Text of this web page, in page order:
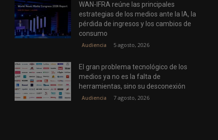
WAN-IFRA reúne las principales
estrategias de los medios ante la IA, la
pérdida de ingresos y los cambios de
consumo
Audiencia 5 agosto, 2026
El gran problema tecnológico de los
medios ya no es la falta de
herramientas, sino su desconexión
Audiencia 7 agosto, 2026